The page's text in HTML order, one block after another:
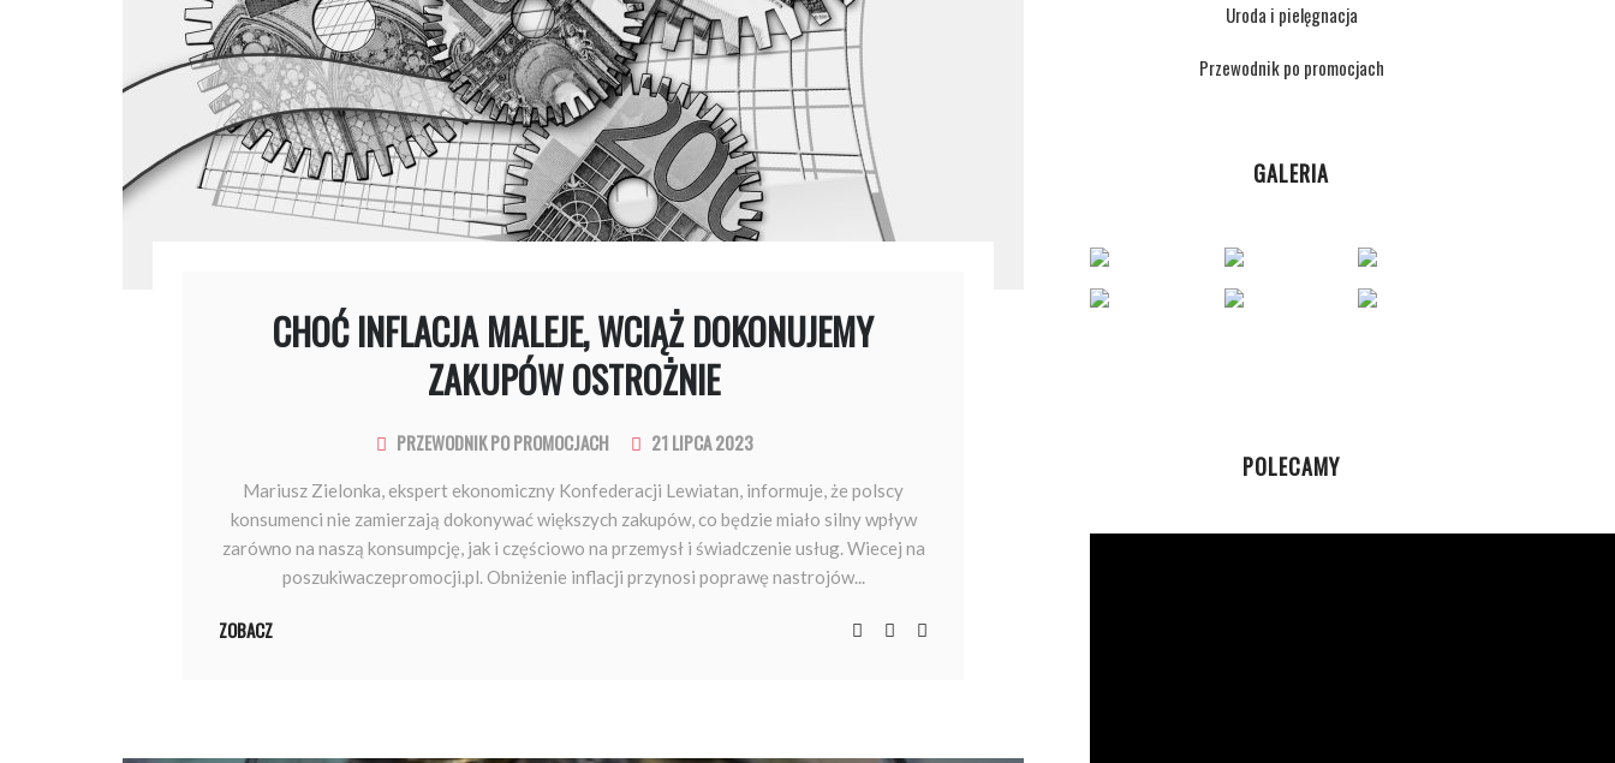
CHOĆ INFLACJA MALEJE, WCIĄŻ DOKONUJEMY
ZAKUPÓW OSTROŻNIE
PRZEWODNIK PO PROMOCJACH 21 LIPCA 2023
Mariusz Zielonka, ekspert ekonomiczny Konfederacji Lewiatan, informuje, że polscy
konsumenci nie zamierzają dokonywać większych zakupów, co będzie miało silny wpływ
zarówno na naszą konsumpcję, jak i częściowo na przemysł i świadczenie usług. Wiecej na
poszukiwaczepromocji.pl. Obniżenie inflacji przynosi poprawę nastrojów...
ZOBACZ
Uroda i pielęgnacja
Przewodnik po promocjach
GALERIA
POLECAMY